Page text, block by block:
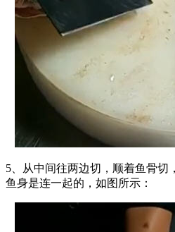
5、从中间往两边切，顺着鱼骨切
鱼身是连一起的，如图所示：